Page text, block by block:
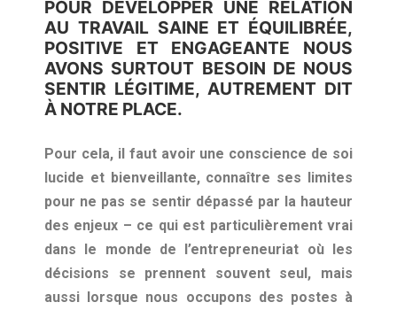
POUR DÉVELOPPER UNE RELATION
AU TRAVAIL SAINE ET ÉQUILIBRÉE,
POSITIVE ET ENGAGEANTE NOUS
AVONS SURTOUT BESOIN DE NOUS
SENTIR LÉGITIME, AUTREMENT DIT
À NOTRE PLACE.
Pour cela, il faut avoir une conscience de soi
lucide et bienveillante, connaître ses limites
pour ne pas se sentir dépassé par la hauteur
des enjeux – ce qui est particulièrement vrai
dans le monde de l’entrepreneuriat où les
décisions se prennent souvent seul, mais
aussi lorsque nous occupons des postes à